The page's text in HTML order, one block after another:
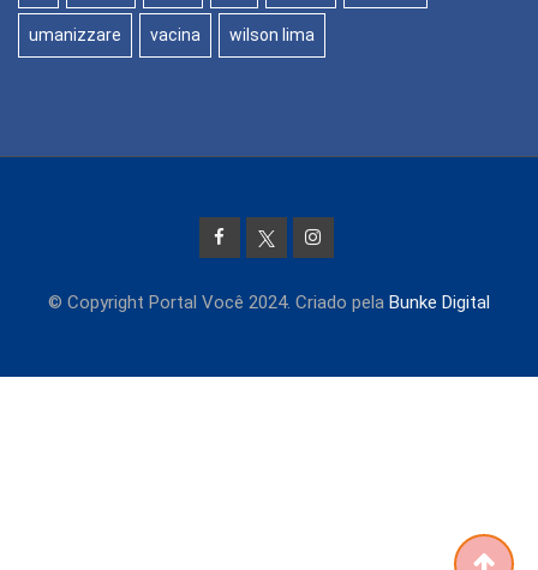
umanizzare vacina wilson lima
© Copyright Portal Você 2024. Criado pela Bunke Digital